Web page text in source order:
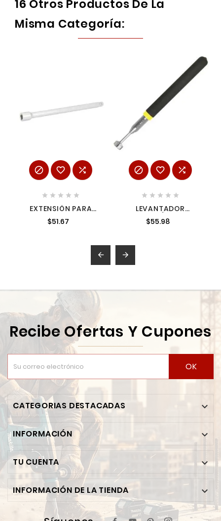
16 Otros Productos De La
Misma Categoría:
  
    
EXTENSIÓN PARA
DADO CUADRO DE
1/4" 6" SURTEK F4461
$51.67
  
    
LEVANTADOR
MAGNÉTICO
TELESCÓPICO 1.5 KG
$55.98
 
Recibe Ofertas Y Cupones
OK
CATEGORIAS DESTACADAS 
INFORMACIÓN 
TU CUENTA 
INFORMACIÓN DE LA TIENDA 